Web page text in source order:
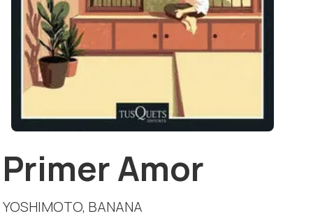
Primer Amor
YOSHIMOTO, BANANA